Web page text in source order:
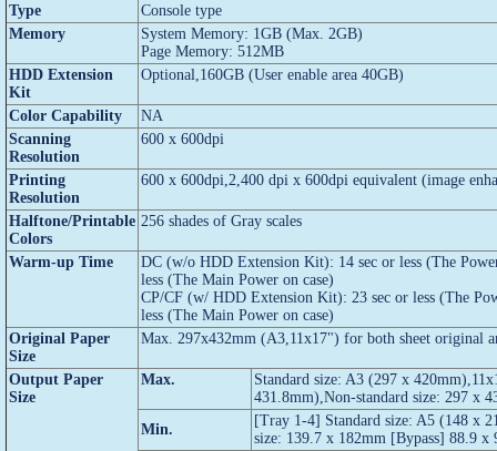
Type
Console type
Memory
System Memory: 1GB (Max. 2GB)
Page Memory: 512MB
HDD Extension
Kit
Optional,160GB (User enable area 40GB)
Color Capability
NA
Scanning
Resolution
600 x 600dpi
Printing
Resolution
600 x 600dpi,2,400 dpi x 600dpi equivalent (image
Halftone/Printable
Colors
256 shades of Gray scales
Warm-up Time
DC (w/o HDD Extension Kit): 14 sec or less (The
less (The Main Power on case)
CP/CF (w/ HDD Extension Kit): 23 sec or less (The
less (The Main Power on case)
Original Paper
Size
Max. 297x432mm (A3,11x17") for both sheet original
Output Paper
Size
Max.
Standard size: A3 (297 x
431.8mm),Non-standard size: 297 x
Min.
[Tray 1-4] Standard size: A5 (148 x
size: 139.7 x 182mm [Bypass] 88.9 x